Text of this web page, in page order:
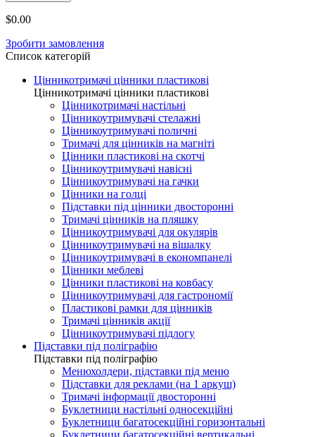
$0.00
Зробити замовлення
Список категорій
Цінникотримачі цінники пластикові
Цінникотримачі цінники пластикові
Цінникотримачі настільні
Цінникоутримувачі стелажні
Цінникоутримувачі поличні
Тримачі для цінників на магніті
Цінники пластикові на скотчі
Цінникоутримувачі навісні
Цінникоутримувачі на гачки
Цінники на голці
Підставки під цінники двосторонні
Тримачі цінників на пляшку
Цінникоутримувачі для окулярів
Цінникоутримувачі на вішалку
Цінникоутримувачі в економпанелі
Цінники меблеві
Цінники пластикові на ковбасу
Цінникоутримувачі для гастрономії
Пластикові рамки для цінників
Тримачі цінників акції
Цінникоутримувачі підлогу
Підставки під поліграфію
Підставки під поліграфію
Менюхолдери, підставки під меню
Підставки для реклами (на 1 аркуш)
Тримачі інформації двосторонні
Буклетници настільні односекційні
Буклетници багатосекційні горизонтальні
Буклетници багатосекційні вертикальні